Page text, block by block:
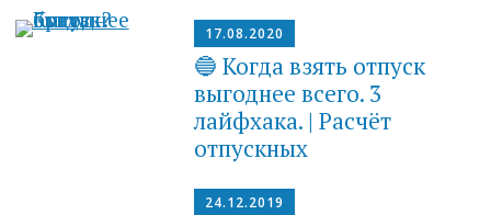
17.08.2020
🔵 Когда взять отпуск
выгоднее всего. 3
лайфхака. | Расчёт
отпускных
24.12.2019